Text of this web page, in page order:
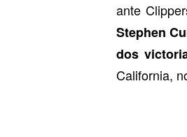
ante
Stephen
dos
California,